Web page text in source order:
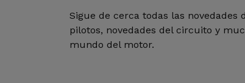
Sigue de cerca todas las
pilotos, novedades del circuito y
mundo del motor.